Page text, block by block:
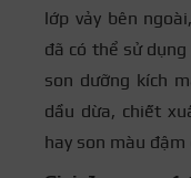
lớp vảy bên
đã có thể sử
son dưỡng kích
dầu dừa, chiết
hay son màu